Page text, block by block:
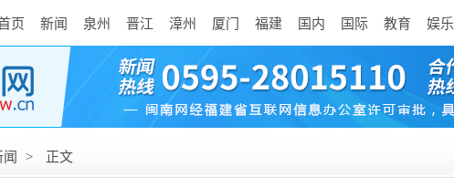
页 新闻 泉州 晋江 漳州 厦门 福建 国内 国际 教育 娱乐
> 正文